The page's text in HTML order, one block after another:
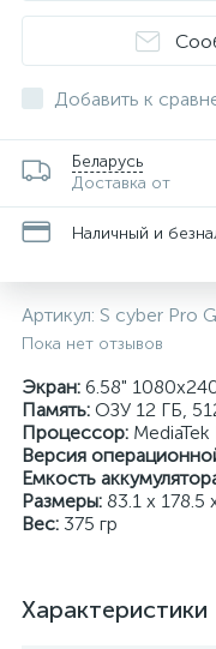
Добавить к
Беларусь
Доставка от
Наличный и
Артикул: S cyber Pro
Пока нет отзывов
Экран: 6.58"
Память: ОЗУ 12 ГБ,
Процессор:
Версия
Емкость
Размеры: 83.1 x 178.5
Вес: 375 гр
Характеристики